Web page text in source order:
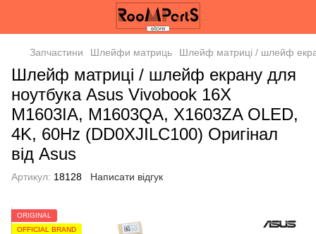
Запчастини Шлейфи матриць Шлейф матриці / шлейф
Шлейф матриці / шлейф екрану для
ноутбука Asus Vivobook 16X
M1603IA, M1603QA, X1603ZA OLED,
4K, 60Hz (DD0XJILC100) Оригінал
від Asus
Артикул: 18128 Написати відгук
ORIGINAL
OFFICIAL BRAND